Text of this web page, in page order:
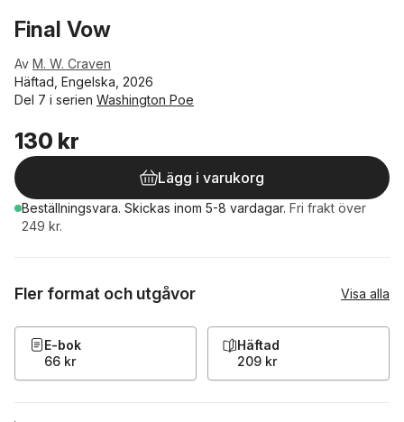
Final Vow
Av M. W. Craven
Häftad, Engelska, 2026
Del 7 i serien Washington Poe
130 kr
Lägg i varukorg
Beställningsvara. Skickas inom 5-8 vardagar. Fri frakt över
249 kr.
Fler format och utgåvor Visa alla
E-bok
66 kr
Häftad
209 kr